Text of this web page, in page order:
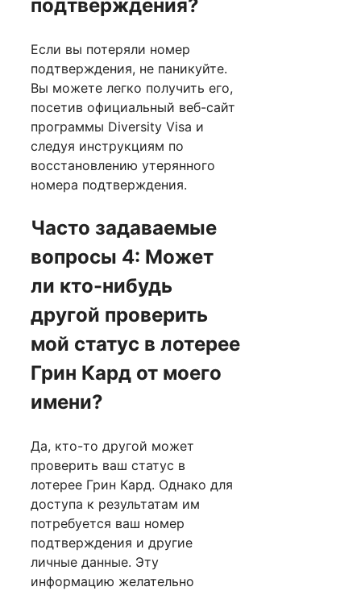
подтверждения?
Если вы потеряли номер
подтверждения, не паникуйте.
Вы можете легко получить его,
посетив официальный веб-сайт
программы Diversity Visa и
следуя инструкциям по
восстановлению утерянного
номера подтверждения.
Часто задаваемые
вопросы 4: Может
ли кто-нибудь
другой проверить
мой статус в лотерее
Грин Кард от моего
имени?
Да, кто-то другой может
проверить ваш статус в
лотерее Грин Кард. Однако для
доступа к результатам им
потребуется ваш номер
подтверждения и другие
личные данные. Эту
информацию желательно